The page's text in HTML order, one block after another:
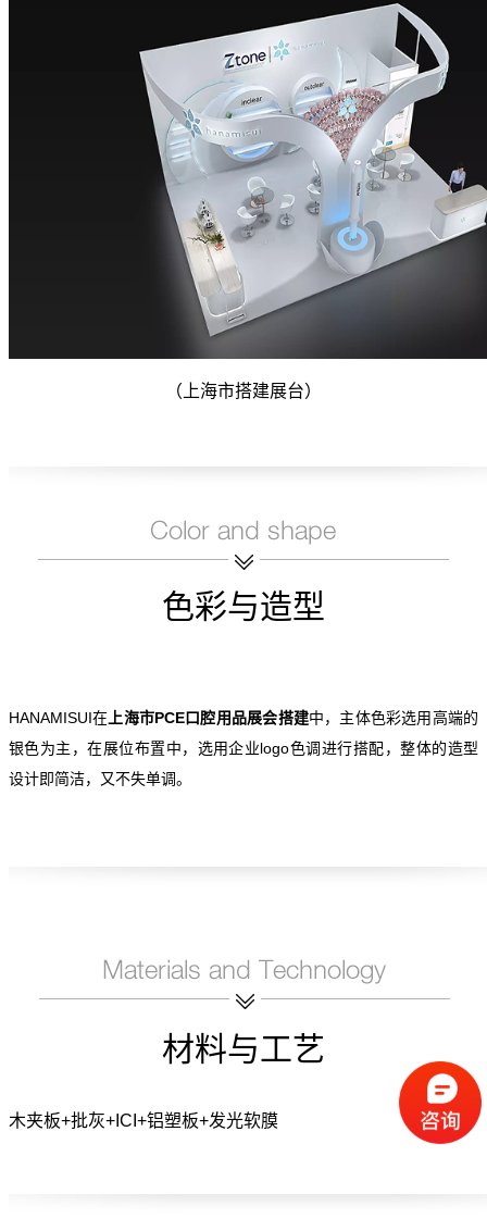
（上海市搭建展台）
色彩与造型
HANAMISUI在 上海市PCE口腔用品展会搭建中，主体色彩选用高端的
银色为主，在展位布置中，选用企业logo色调进行搭配，整体的造型
设计即简洁，又不失单调。
材料与工艺
木夹板+批灰+ICI+铝塑板+发光软膜